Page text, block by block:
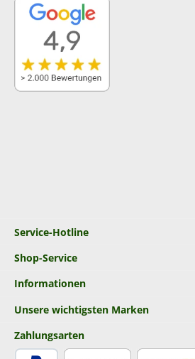
Service-Hotline
Shop-Service
Informationen
Unsere wichtigsten Marken
Zahlungsarten